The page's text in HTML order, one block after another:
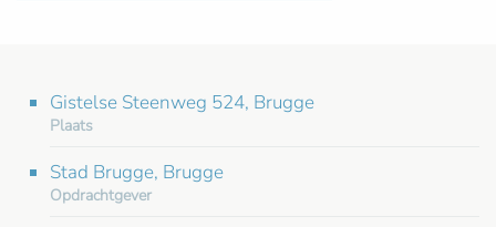
Gistelse Steenweg 524, Brugge
Plaats
Stad Brugge, Brugge
Opdrachtgever